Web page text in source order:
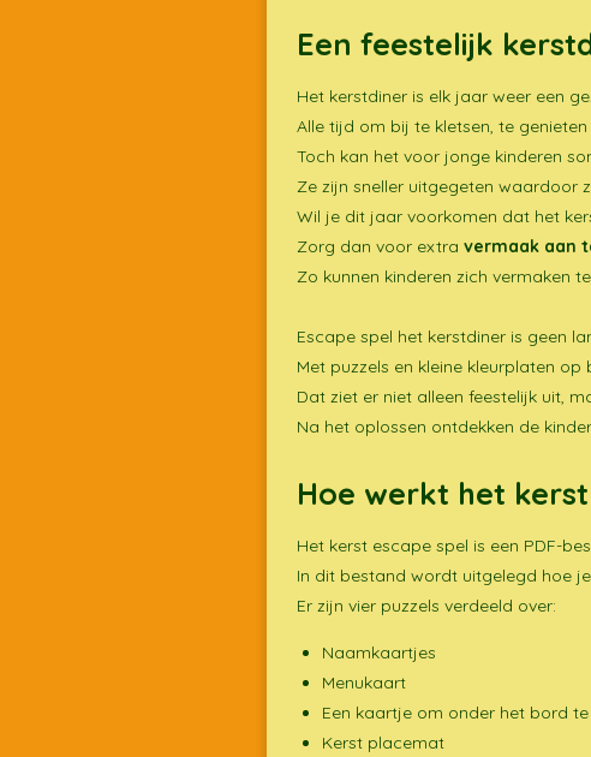
Een feestelijk
Het kerstdiner is elk jaar weer een
Alle tijd om bij te kletsen, te
Toch kan het voor jonge kinderen
Ze zijn sneller uitgegeten waardoor
Wil je dit jaar voorkomen dat het
Zorg dan voor extra vermaak aan
Zo kunnen kinderen zich vermaken
Escape spel het kerstdiner is geen
Met puzzels en kleine kleurplaten
Dat ziet er niet alleen feestelijk uit,
Na het oplossen ontdekken de
Hoe werkt het
Het kerst escape spel is een PDF-
In dit bestand wordt uitgelegd hoe
Er zijn vier puzzels verdeeld over:
Naamkaartjes
Menukaart
Een kaartje om onder het bord
Kerst placemat